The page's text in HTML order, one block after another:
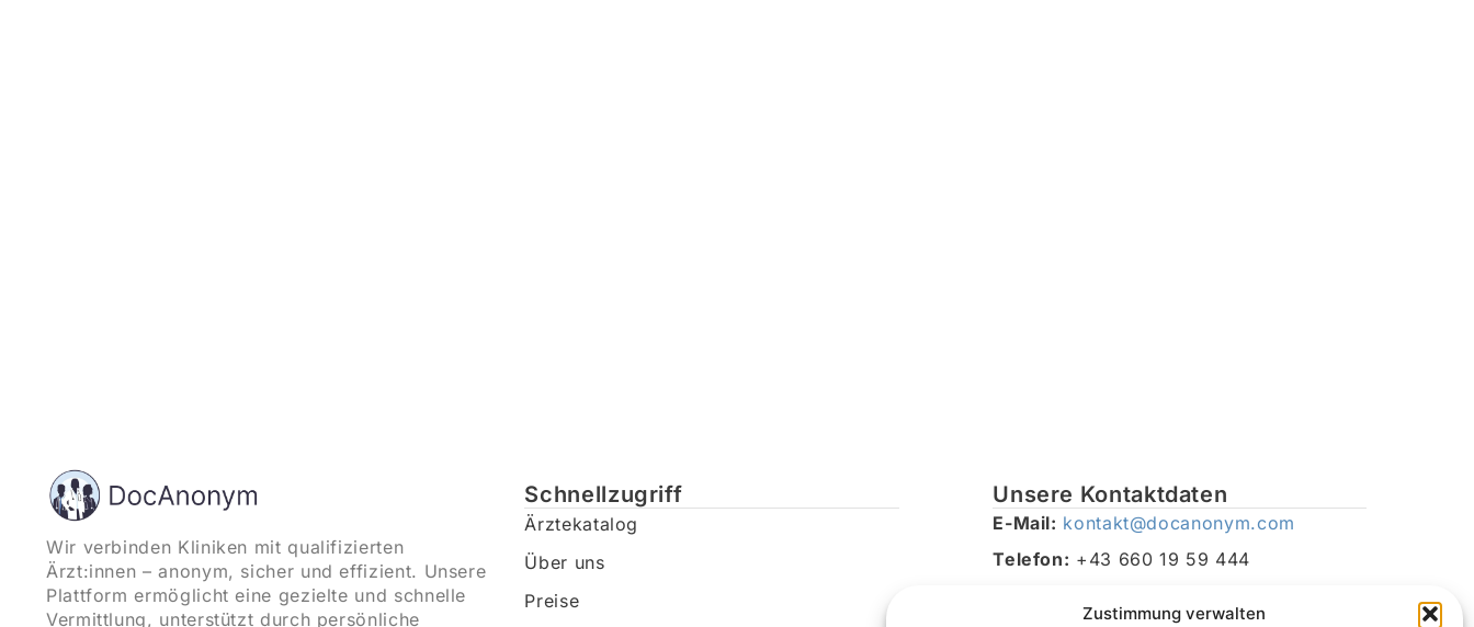
Zustimmung verwalten
Wir verbinden Kliniken mit qualifizierten
Ärzt:innen – anonym, sicher und effizient. Unsere
Plattform ermöglicht eine gezielte und schnelle
Vermittlung, unterstützt durch persönliche
Schnellzugriff
Ärztekatalog
Über uns
Preise
Unsere Kontaktdaten
E-Mail: kontakt@docanonym.com
Telefon: +43 660 19 59 444
Traunsee, Österreich